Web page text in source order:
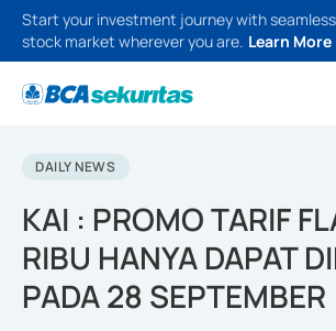
Start your investment journey with
stock market wherever you are. Learn More
DAILY NEWS
KAI : PROMO TARIF
RIBU HANYA DAPAT
PADA 28 SEPTEMBER